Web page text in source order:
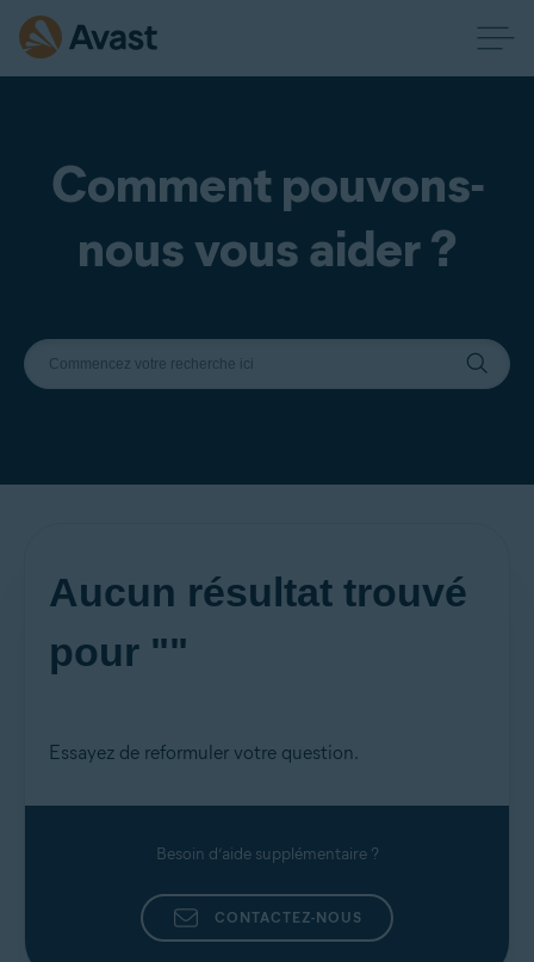
Comment pouvons-
nous vous aider ?
Aucun résultat trouvé
pour ""
Essayez de reformuler votre question.
Besoin d’aide supplémentaire ?
CONTACTEZ-NOUS